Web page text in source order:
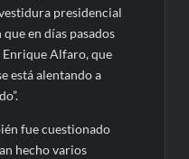
presidencial
en días pasados
Enrique Alfaro, que
está alentando a
fue cuestionado
hecho varios